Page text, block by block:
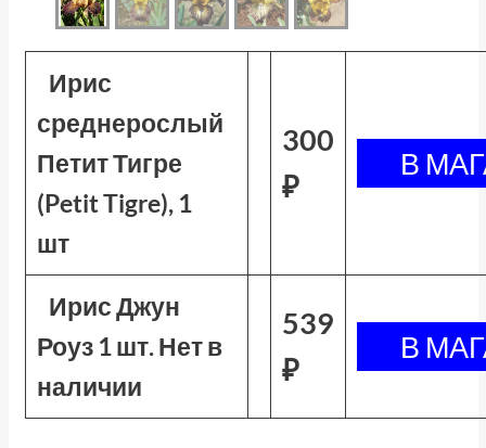
Ирис
среднерослый
Петит Тигре
(Petit Tigre), 1
шт
300
₽
Ирис Джун
Роуз 1 шт. Нет в
наличии
539
₽